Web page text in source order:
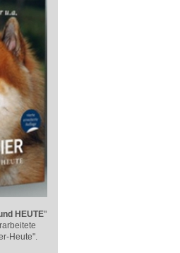
HEUTE"
Heute".